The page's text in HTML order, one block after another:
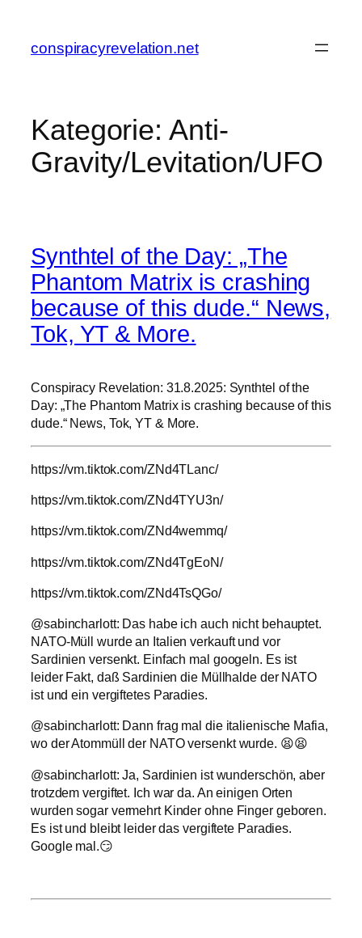
springen
conspiracyrevelation.net
Kategorie: Anti-
Gravity/Levitation/UFO
Synthtel of the Day: „The
Phantom Matrix is crashing
because of this dude.“ News,
Tok, YT & More.
Conspiracy Revelation: 31.8.2025: Synthtel of the
Day: „The Phantom Matrix is crashing because of this
dude.“ News, Tok, YT & More.
https://vm.tiktok.com/ZNd4TLanc/
https://vm.tiktok.com/ZNd4TYU3n/
https://vm.tiktok.com/ZNd4wemmq/
https://vm.tiktok.com/ZNd4TgEoN/
https://vm.tiktok.com/ZNd4TsQGo/
@sabincharlott: Das habe ich auch nicht behauptet.
NATO-Müll wurde an Italien verkauft und vor
Sardinien versenkt. Einfach mal googeln. Es ist
leider Fakt, daß Sardinien die Müllhalde der NATO
ist und ein vergiftetes Paradies.
@sabincharlott: Dann frag mal die italienische Mafia,
wo der Atommüll der NATO versenkt wurde. 😫😫
@sabincharlott: Ja, Sardinien ist wunderschön, aber
trotzdem vergiftet. Ich war da. An einigen Orten
wurden sogar vermehrt Kinder ohne Finger geboren.
Es ist und bleibt leider das vergiftete Paradies.
Google mal.😏